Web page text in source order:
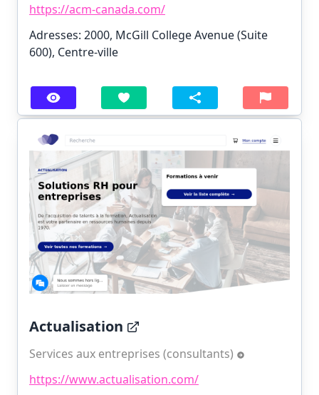
https://acm-canada.com/
Adresses: 2000, McGill College Avenue (Suite
600), Centre-ville
Actualisation
Services aux entreprises (consultants)
https://www.actualisation.com/